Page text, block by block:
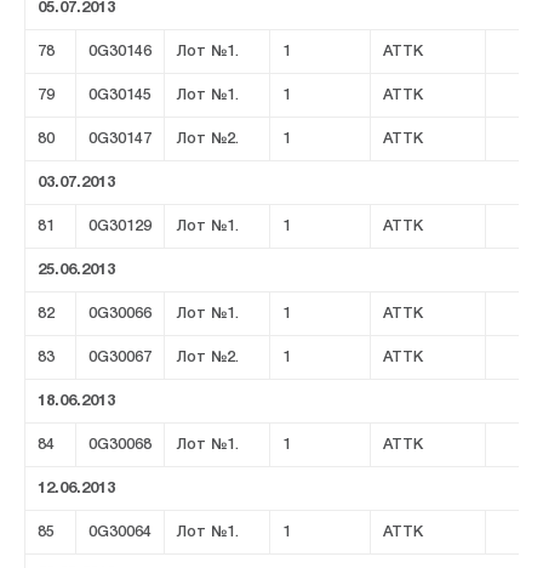
05.07.2013
78 0G30146 Лот №1. 1 ATTK
79 0G30145 Лот №1. 1 ATTK
80 0G30147 Лот №2. 1 ATTK
03.07.2013
81 0G30129 Лот №1. 1 ATTK
25.06.2013
82 0G30066 Лот №1. 1 ATTK
83 0G30067 Лот №2. 1 ATTK
18.06.2013
84 0G30068 Лот №1. 1 ATTK
12.06.2013
85 0G30064 Лот №1. 1 ATTK